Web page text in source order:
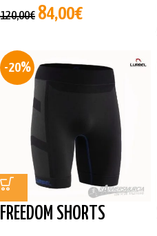
120,00€ 84,00€
-20%
FREEDOM SHORTS